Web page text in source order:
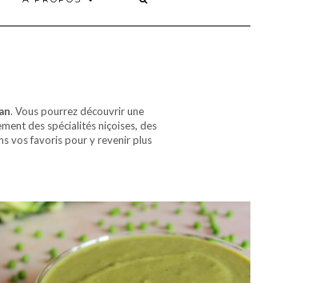
. Vous pourrez découvrir une
des spécialités niçoises, des
vos favoris pour y revenir plus